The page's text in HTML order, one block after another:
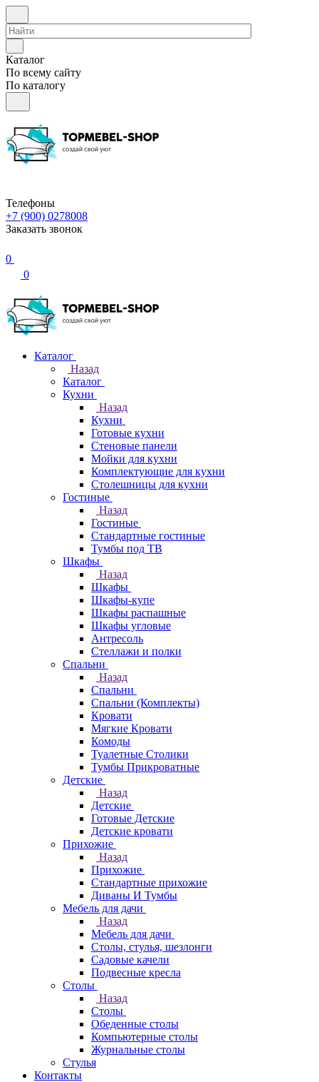
Каталог
По всему сайту
По каталогу
Телефоны
+7 (900) 0278008
Заказать звонок
0
0
Каталог
Назад
Каталог
Кухни
Назад
Кухни
Готовые кухни
Стеновые панели
Мойки для кухни
Комплектующие для кухни
Столешницы для кухни
Гостиные
Назад
Гостиные
Стандартные гостиные
Тумбы под ТВ
Шкафы
Назад
Шкафы
Шкафы-купе
Шкафы распашные
Шкафы угловые
Антресоль
Стеллажи и полки
Спальни
Назад
Спальни
Спальни (Комплекты)
Кровати
Мягкие Кровати
Комоды
Туалетные Столики
Тумбы Прикроватные
Детские
Назад
Детские
Готовые Детские
Детские кровати
Прихожие
Назад
Прихожие
Стандартные прихожие
Диваны И Тумбы
Мебель для дачи
Назад
Мебель для дачи
Столы, стулья, шезлонги
Садовые качели
Подвесные кресла
Столы
Назад
Столы
Обеденные столы
Компьютерные столы
Журнальные столы
Стулья
Контакты